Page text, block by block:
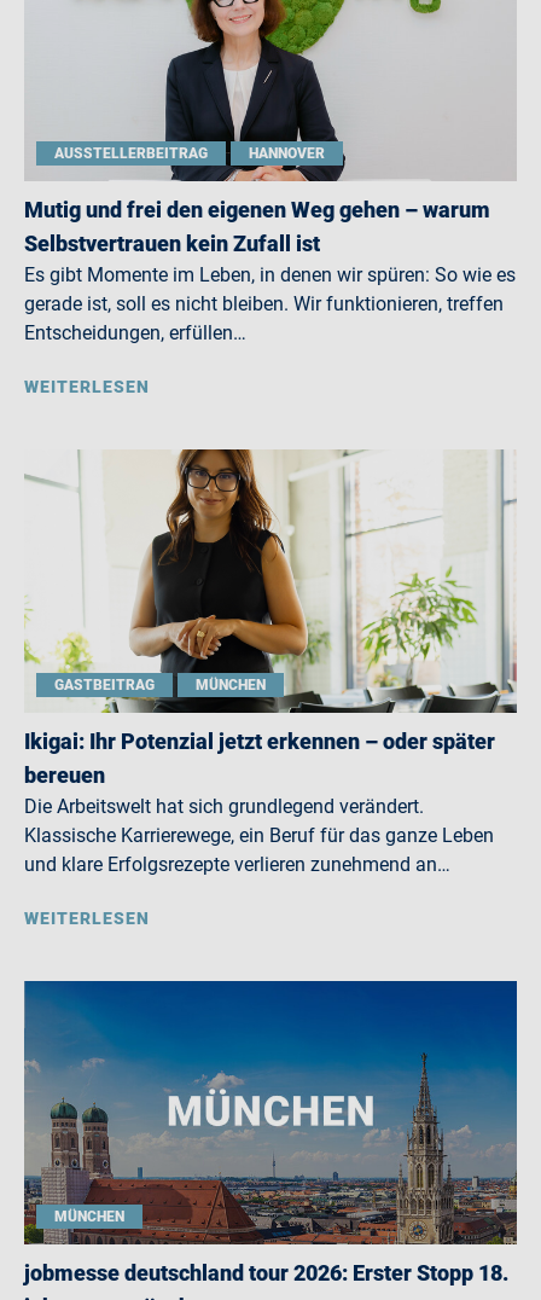
AUSSTELLERBEITRAG HANNOVER
Mutig und frei den eigenen Weg gehen – warum
Selbstvertrauen kein Zufall ist
Es gibt Momente im Leben, in denen wir spüren: So wie es
gerade ist, soll es nicht bleiben. Wir funktionieren, treffen
Entscheidungen, erfüllen…
WEITERLESEN
GASTBEITRAG MÜNCHEN
Ikigai: Ihr Potenzial jetzt erkennen – oder später
bereuen
Die Arbeitswelt hat sich grundlegend verändert.
Klassische Karrierewege, ein Beruf für das ganze Leben
und klare Erfolgsrezepte verlieren zunehmend an…
WEITERLESEN
MÜNCHEN
jobmesse deutschland tour 2026: Erster Stopp 18.